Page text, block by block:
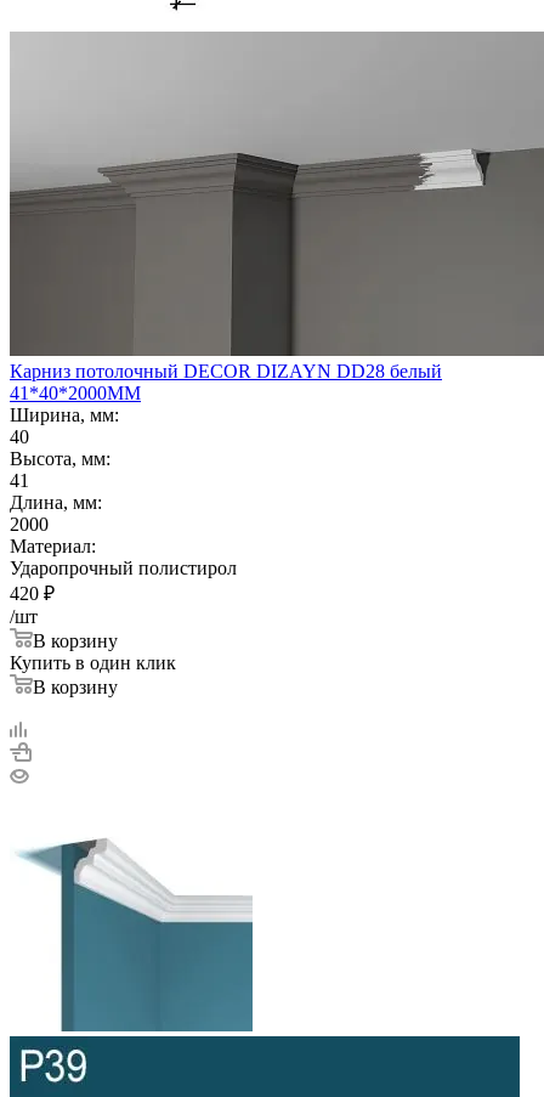
Карниз потолочный DECOR DIZAYN DD28 белый
41*40*2000ММ
Ширина, мм:
40
Высота, мм:
41
Длина, мм:
2000
Материал:
Ударопрочный полистирол
420 ₽
/шт
В корзину
Купить в один клик
В корзину